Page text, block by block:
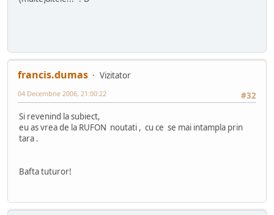
francis.dumas
Vizitator
#32
04 Decembrie 2006, 21:00:22
Si revenind la subiect,
eu as vrea de la RUFON noutati , cu ce se mai intampla prin
tara .
Bafta tuturor!